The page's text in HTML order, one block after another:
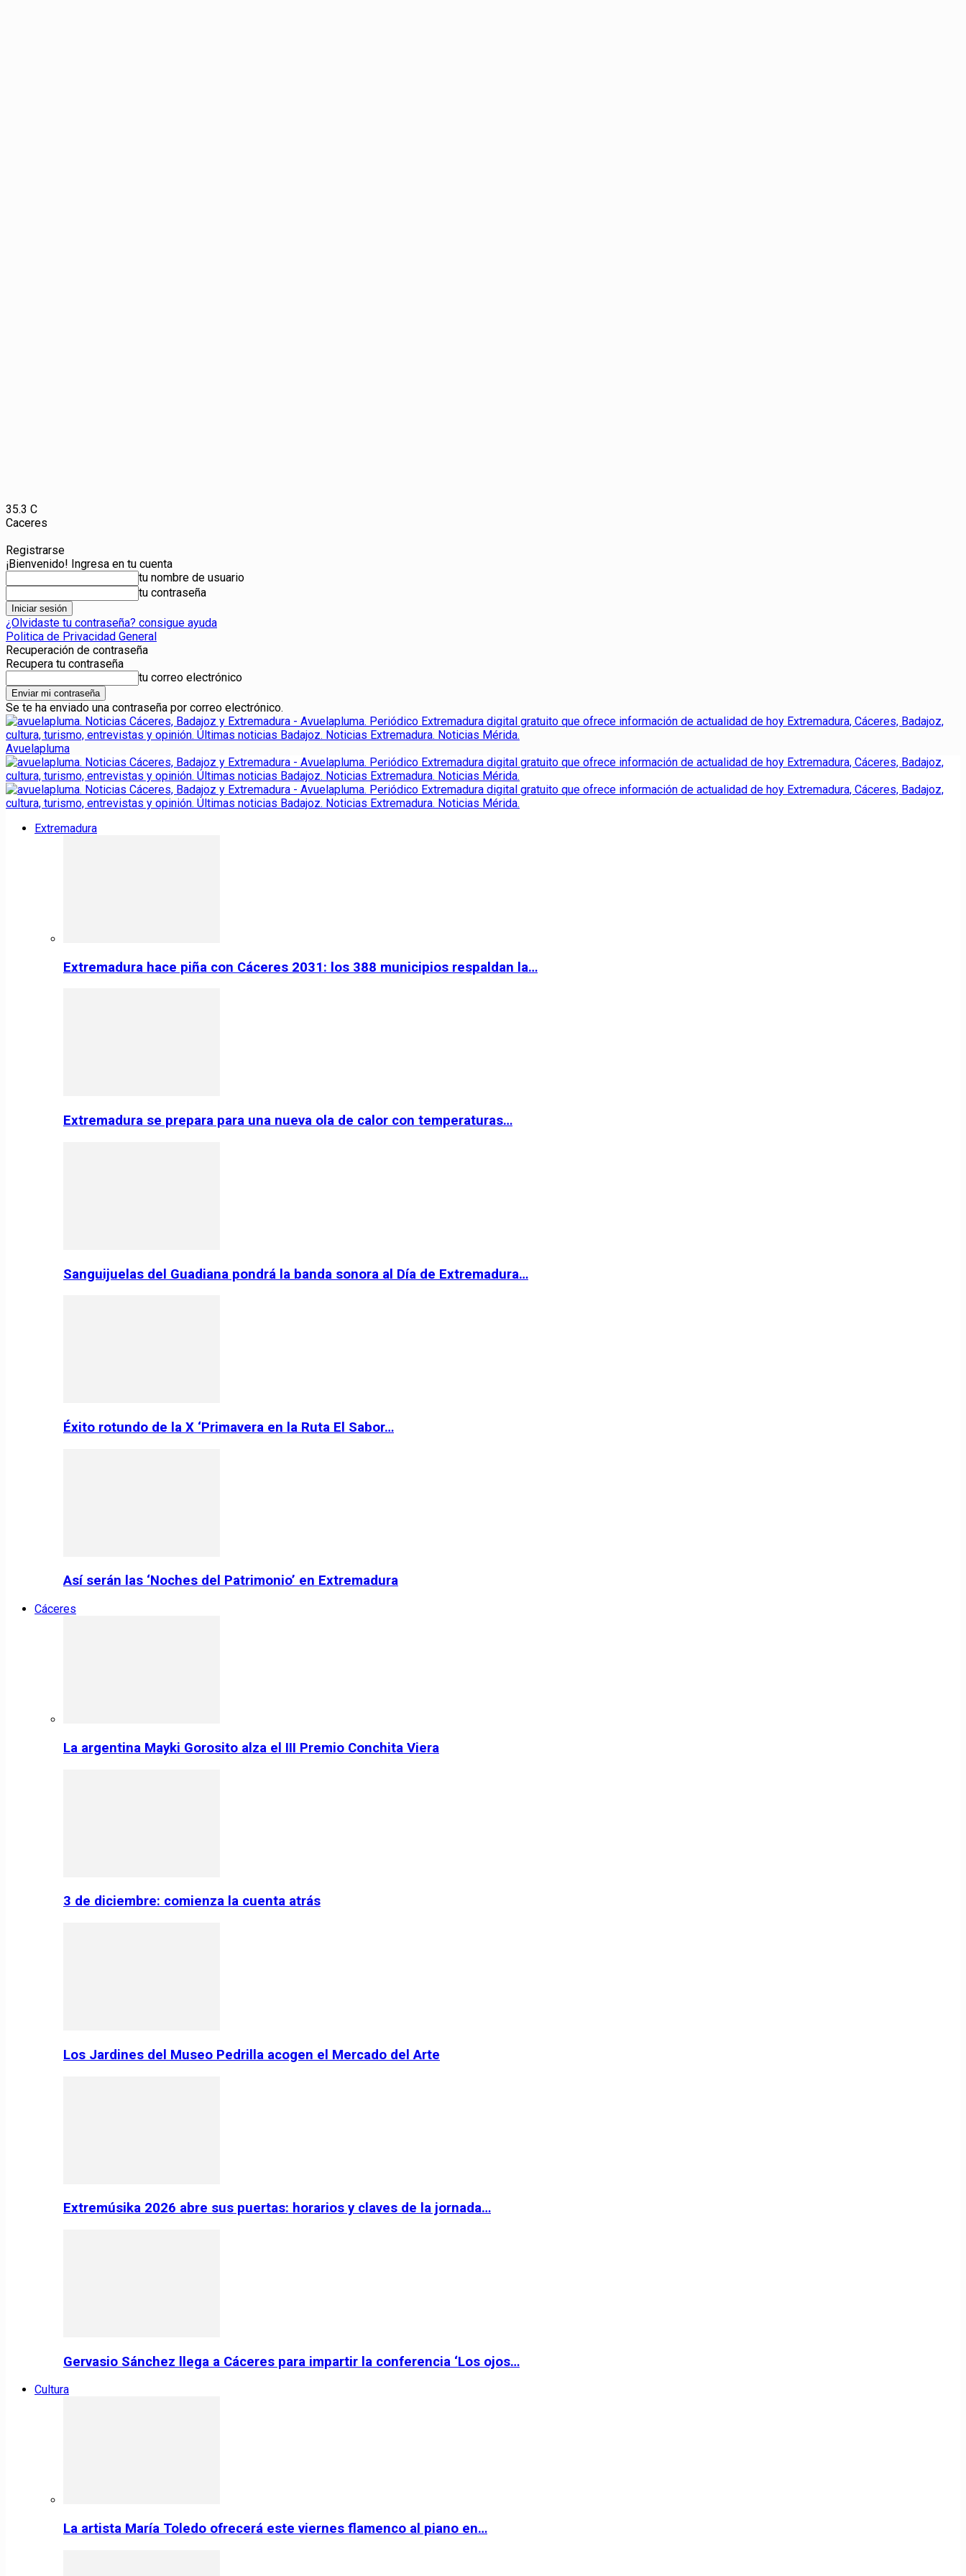
35.3 C
Caceres
Registrarse
¡Bienvenido! Ingresa en tu cuenta
tu nombre de usuario
tu contraseña
¿Olvidaste tu contraseña? consigue ayuda
Politica de Privacidad General
Recuperación de contraseña
Recupera tu contraseña
tu correo electrónico
Se te ha enviado una contraseña por correo electrónico.
Avuelapluma
Extremadura
Extremadura hace piña con Cáceres 2031: los 388 municipios respaldan la…
Extremadura se prepara para una nueva ola de calor con temperaturas…
Sanguijuelas del Guadiana pondrá la banda sonora al Día de Extremadura…
Éxito rotundo de la X ‘Primavera en la Ruta El Sabor…
Así serán las ‘Noches del Patrimonio’ en Extremadura
Cáceres
La argentina Mayki Gorosito alza el III Premio Conchita Viera
3 de diciembre: comienza la cuenta atrás
Los Jardines del Museo Pedrilla acogen el Mercado del Arte
Extremúsika 2026 abre sus puertas: horarios y claves de la jornada…
Gervasio Sánchez llega a Cáceres para impartir la conferencia ‘Los ojos…
Cultura
La artista María Toledo ofrecerá este viernes flamenco al piano en…